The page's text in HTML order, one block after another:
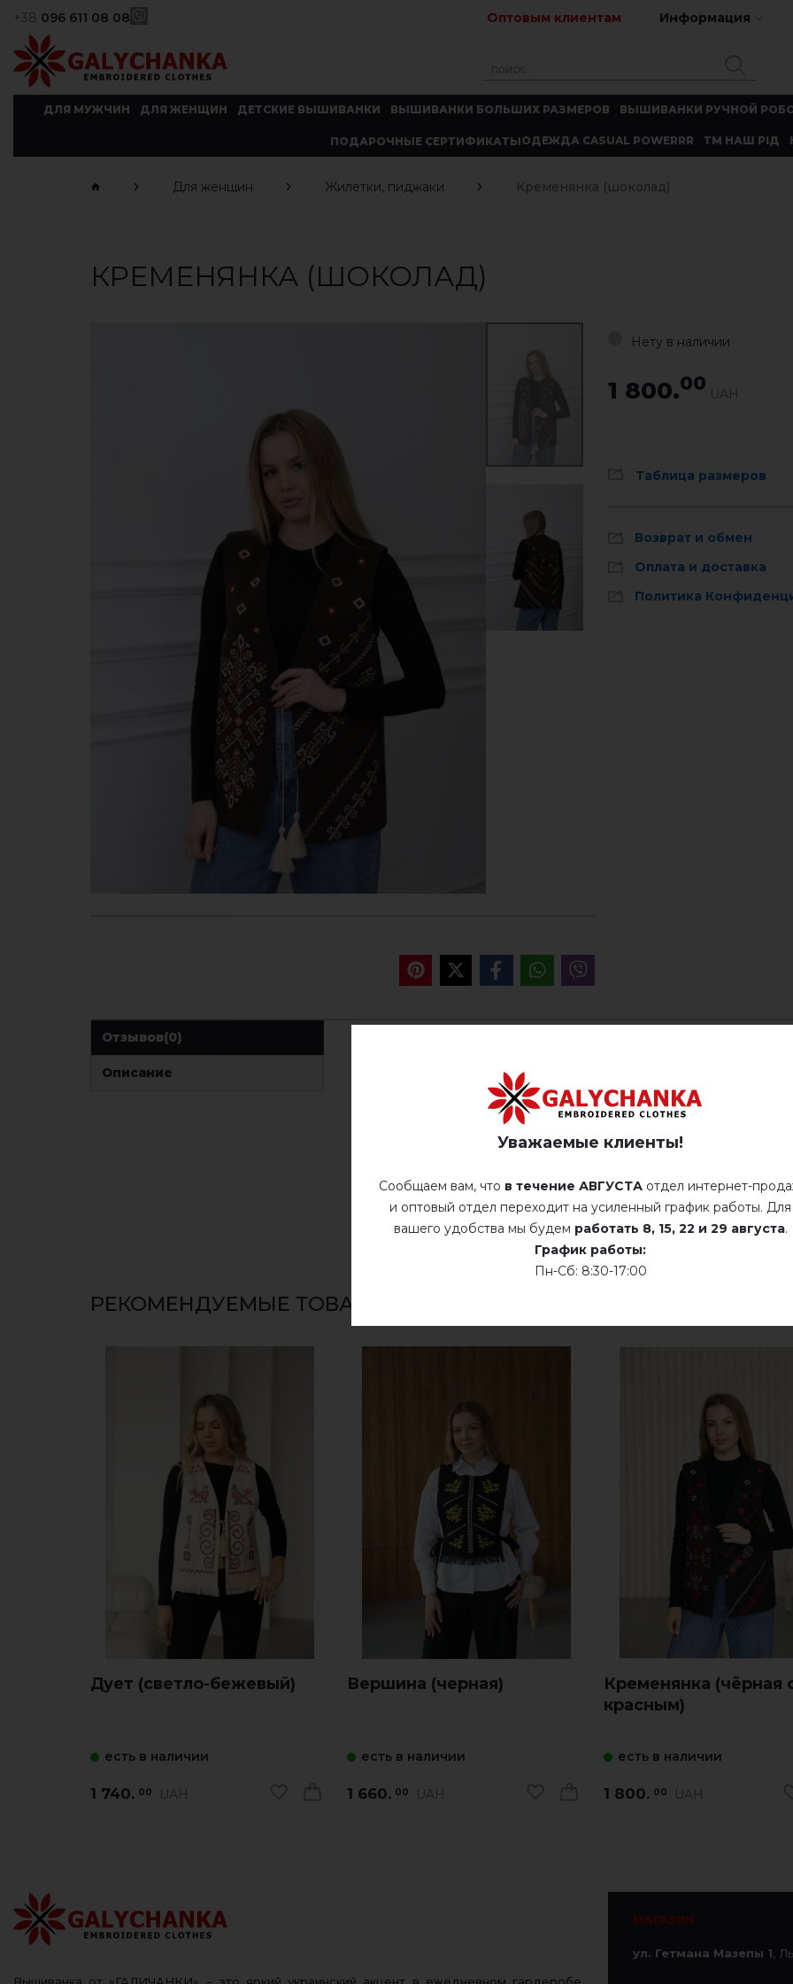
+38 096 611 08 08 Оптовым клиентам Информация
ДЛЯ МУЖЧИН ДЛЯ ЖЕНЩИН ДЕТСКИЕ ВЫШИВАНКИ ВЫШИВАНКИ БОЛЬШИХ РАЗМЕРОВ ВЫШИВАНКИ РУЧНОЙ
ПОДАРОЧНЫЕ СЕРТИФИКАТЫОДЕЖДА CASUAL POWERRR ТМ НАШ РІД
Для женщин Жилетки, пиджаки Кременянка (шоколад)
КРЕМЕНЯНКА (ШОКОЛАД)
Нету в наличии
1 800.00 UAH
Таблица размеров
Возврат и обмен
Оплата и доставка
Политика
Отзывов(0)
Описание
ОТЗЫВЫ О КРЕМЕНЯНКА
Немає відгуків про цей товар.
РЕКОМЕНДУЕМЫЕ ТОВАРЫ
Дует (светло-бежевый)
есть в наличии
1 740. 00 UAH
Вершина (черная)
есть в наличии
1 660. 00 UAH
Кременянка (чёрная
красным)
есть в наличии
1 800. 00 UAH
Вышиванка от «ГАЛИЧАНКИ» – это яркий украинский акцент в ежедневном гардеробе
МАГАЗИН
ул. Гетмана Мазепы 1,
Уважаемые клиенты!
Сообщаем вам, что в течение АВГУСТА отдел интернет-
и оптовый отдел переходит на усиленный график работы. Для
вашего удобства мы будем работать 8, 15, 22 и 29 августа.
График работы:
Пн-Сб: 8:30-17:00